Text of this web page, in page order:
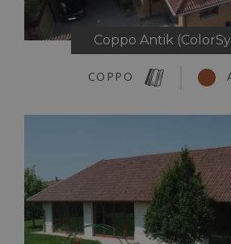
Coppo Antik
COPPO